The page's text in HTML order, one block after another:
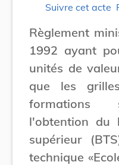
Suivre cet acte
Règlement
1992 ayant
unités de
que les
formations
l'obtention du
supérieur
technique